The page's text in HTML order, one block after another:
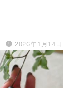
2026年1月14日